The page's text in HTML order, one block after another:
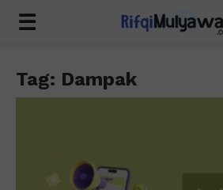
Tag: Dampak